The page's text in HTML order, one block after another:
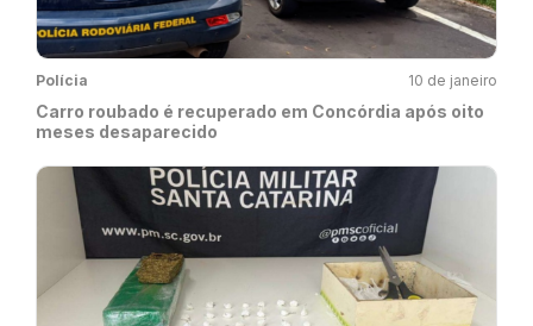
Polícia 10 de janeiro
Carro roubado é recuperado em Concórdia após oito
meses desaparecido